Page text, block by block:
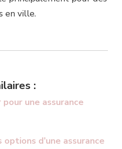
en ville.
:
une assurance
d’une assurance